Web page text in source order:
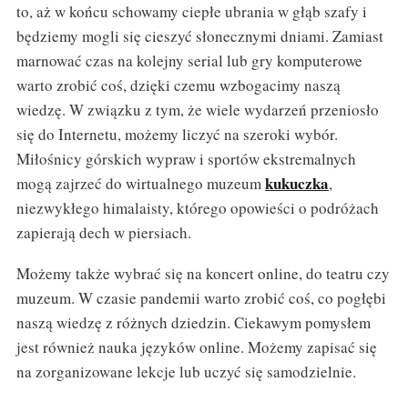
to, aż w końcu schowamy ciepłe ubrania w głąb szafy i
będziemy mogli się cieszyć słonecznymi dniami. Zamiast
marnować czas na kolejny serial lub gry komputerowe
warto zrobić coś, dzięki czemu wzbogacimy naszą
wiedzę. W związku z tym, że wiele wydarzeń przeniosło
się do Internetu, możemy liczyć na szeroki wybór.
Miłośnicy górskich wypraw i sportów ekstremalnych
mogą zajrzeć do wirtualnego muzeumkukuczka,
niezwykłego himalaisty, którego opowieści o podróżach
zapierają dech w piersiach.
Możemy także wybrać się na koncert online, do teatru czy
muzeum. W czasie pandemii warto zrobić coś, co pogłębi
naszą wiedzę z różnych dziedzin. Ciekawym pomysłem
jest również nauka języków online. Możemy zapisać się
na zorganizowane lekcje lub uczyć się samodzielnie.